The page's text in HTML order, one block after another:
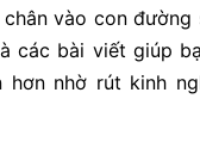
vào con
các bài viết giúp
nhờ rút kinh